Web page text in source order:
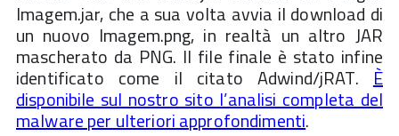
Imagem.jar, che a sua volta avvia il download di
un nuovo Imagem.png, in realtà un altro JAR
mascherato da PNG. Il file finale è stato infine
identificato come il citato Adwind/jRAT.È
disponibile sul nostro sito l’analisi completa del
malware per ulteriori approfondimenti.